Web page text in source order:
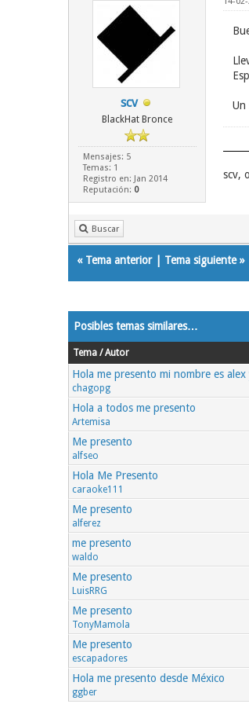
scv
BlackHat Bronce
Mensajes: 5
Temas: 1
Registro en: Jan 2014
Reputación: 0
Un
scv,
Buscar
« Tema anterior| Tema siguiente»
Posibles temas similares…
Tema / Autor
Hola me presento mi nombre es
chagopg
Hola a todos me presento
Artemisa
Me presento
alfseo
Hola Me Presento
caraoke111
Me presento
alferez
me presento
waldo
Me presento
LuisRRG
Me presento
TonyMamola
Me presento
escapadores
Hola me presento desde México
ggber